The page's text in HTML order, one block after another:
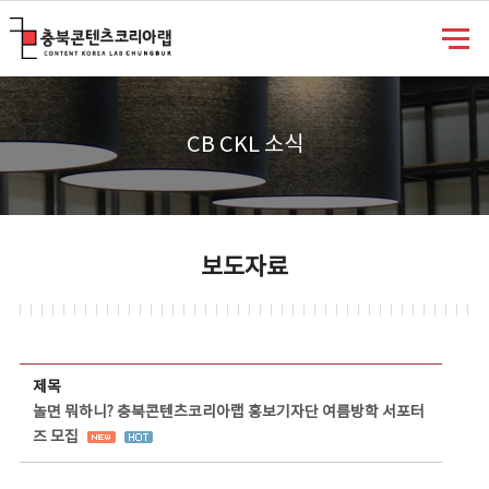
CB CKL 소식
보도자료
제목
놀면 뭐하니? 충북콘텐츠코리아랩 홍보기자단 여름방학 서포터
즈 모집